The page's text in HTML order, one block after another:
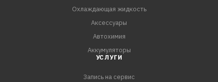
Охлаждающая жидкость
Аксессуары
Автохимия
Аккумуляторы
УСЛУГИ
Запись на сервис